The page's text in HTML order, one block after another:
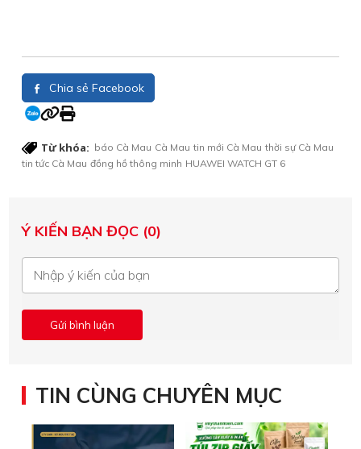
Chia sẻ Facebook
Từ khóa: báo Cà Mau Cà Mau tin mới Cà Mau thời sự Cà Mau
tin tức Cà Mau đồng hồ thông minh HUAWEI WATCH GT 6
Ý KIẾN BẠN ĐỌC (0)
TIN CÙNG CHUYÊN MỤC